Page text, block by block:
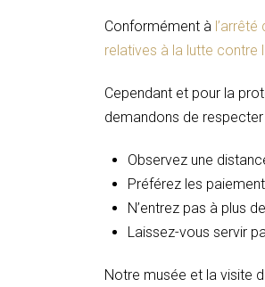
Conformément à
relatives à la lutte contre
Cependant et pour la
demandons de
Observez une
Préférez les
N’entrez pas à plus
Laissez-vous servir
Notre musée et la visite